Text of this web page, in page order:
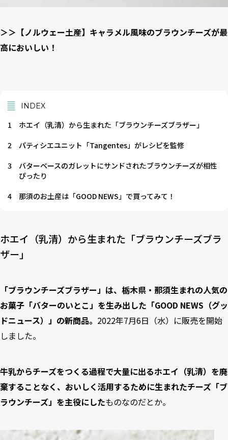
＞＞【ノルウェー土産】キャラメル風味のブラウンチーズが最
高においしい！
INDEX
1
ホエイ（乳清）から生まれた「ブラウンチーズブラザー」
2
パティシエユニット「Tangentes」がレシピを監修
3
バターベースのガレットにサンドされたブラウンチーズが相性
ぴったり
4
那須のお土産は「GOOD NEWS」で買ってみて！
ホエイ（乳清）から生まれた「ブラウンチーズブラ
ザー」
「ブラウンチーズブラザー」は、栃木県・那須生まれの人気の
お菓子「バターのいとこ」を生み出した「GOOD NEWS（グッ
ドニュース）」の新商品。 2022年7月6日（水）に販売を開始
しました。
牛乳からチーズをつくる過程で大量に出るホエイ（乳清）を廃
棄することなく、おいしく活用するために生まれたチーズ「ブ
ラウンチーズ」を主役にしたものなのだとか。